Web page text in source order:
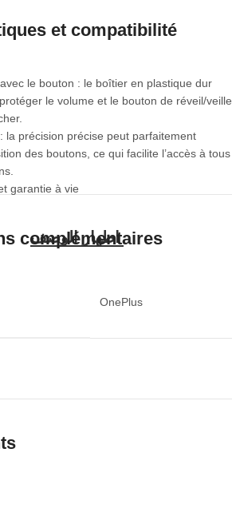
et compatibilité
le bouton : le boîtier en plastique dur
le volume et le bouton de réveil/
la précision précise peut parfaitement
des boutons, ce qui facilite l’accès à tous
garantie à vie
complémentaires
OnePlus